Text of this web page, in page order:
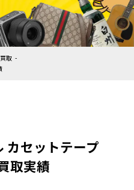
取
カセットテープ
取実績